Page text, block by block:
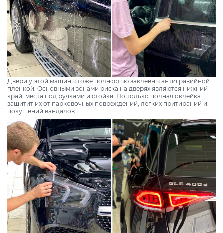
Двери у этой машины тоже полностью заклеены антигравийной
пленкой. Основными зонами риска на дверях являются нижний
край, места под ручками и стойки. Но только полная оклейка
защитит их от парковочных повреждений, легких притираний и
покушений вандалов.